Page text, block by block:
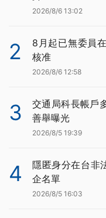
2026/8/6 13:02
2
8月起已無委員
核准
2026/8/6 12:58
3
交通局科長帳戶
善舉曝光
2026/8/5 19:39
4
隱匿身分在台非
企名單
2026/8/5 16:03